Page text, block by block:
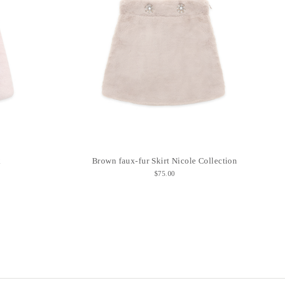
Brown faux-fur Skirt Nicole Collection
$75.00